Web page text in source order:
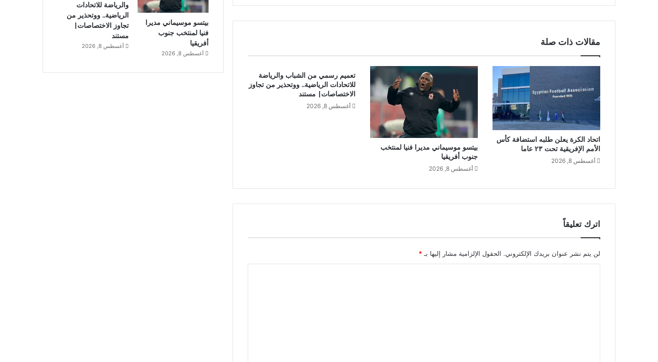
مقالات ذات صلة
اتحاد الكرة يعلن طلبه استضافة كأس
الأمم الإفريقية تحت ٢٣ عاما
أغسطس 8, 2026
بيتسو موسيماني مديرا فنيا لمنتخب
جنوب أفريقيا
أغسطس 8, 2026
تعميم رسمي من الشباب والرياضة
للاتحادات الرياضية.. ووتحذير من تجاوز
الاختصاصات| مستند
أغسطس 8, 2026
اترك تعليقاً
لن يتم نشر عنوان بريدك الإلكتروني. الحقول الإلزامية مشار إليها بـ *
بيتسو موسيماني مديرا
فنيا لمنتخب جنوب
أفريقيا
أغسطس 8, 2026
والرياضة للاتحادات
الرياضية.. ووتحذير من
تجاوز الاختصاصات|
مستند
أغسطس 8, 2026